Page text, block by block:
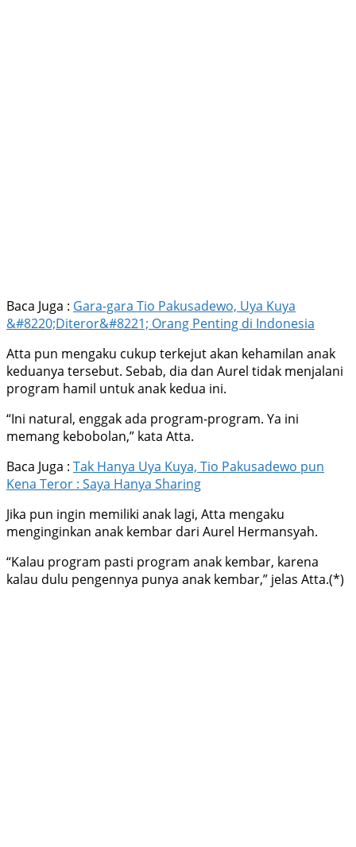
Baca Juga : Gara-gara Tio Pakusadewo, Uya Kuya
&#8220;Diteror&#8221; Orang Penting di Indonesia
Atta pun mengaku cukup terkejut akan kehamilan anak
keduanya tersebut. Sebab, dia dan Aurel tidak menjalani
program hamil untuk anak kedua ini.
“Ini natural, enggak ada program-program. Ya ini
memang kebobolan,” kata Atta.
Baca Juga : Tak Hanya Uya Kuya, Tio Pakusadewo pun
Kena Teror : Saya Hanya Sharing
Jika pun ingin memiliki anak lagi, Atta mengaku
menginginkan anak kembar dari Aurel Hermansyah.
“Kalau program pasti program anak kembar, karena
kalau dulu pengennya punya anak kembar,” jelas Atta.(*)